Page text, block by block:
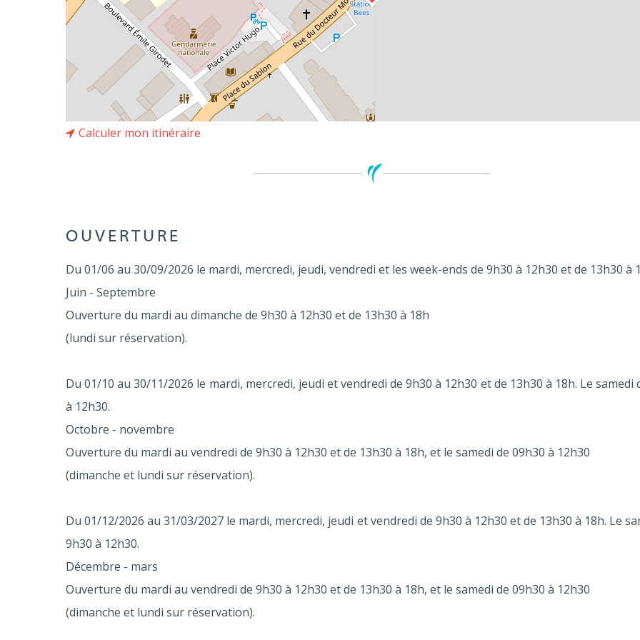
Calculer mon itinéraire
OUVERTURE
Du 01/06 au 30/09/2026 le mardi, mercredi, jeudi, vendredi et les week-ends de 9h30 à 12h30 et de 13h30 à
Juin - Septembre
Ouverture du mardi au dimanche de 9h30 à 12h30 et de 13h30 à 18h
(lundi sur réservation).
Du 01/10 au 30/11/2026 le mardi, mercredi, jeudi et vendredi de 9h30 à 12h30 et de 13h30 à 18h. Le samedi
à 12h30.
Octobre - novembre
Ouverture du mardi au vendredi de 9h30 à 12h30 et de 13h30 à 18h, et le samedi de 09h30 à 12h30
(dimanche et lundi sur réservation).
Du 01/12/2026 au 31/03/2027 le mardi, mercredi, jeudi et vendredi de 9h30 à 12h30 et de 13h30 à 18h. Le
9h30 à 12h30.
Décembre - mars
Ouverture du mardi au vendredi de 9h30 à 12h30 et de 13h30 à 18h, et le samedi de 09h30 à 12h30
(dimanche et lundi sur réservation).